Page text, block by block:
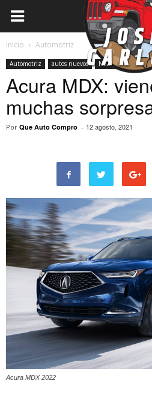
Inicio Automotriz
Automotriz autos nuevos Notas prueba
Acura MDX:
muchas
Por Que Auto Compro - 12 agosto, 2021
Acura MDX 2022